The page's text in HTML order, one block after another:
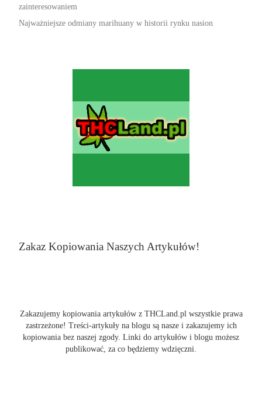
zainteresowaniem
Najważniejsze odmiany marihuany w historii rynku nasion
Zakaz Kopiowania Naszych Artykułów!
Zakazujemy kopiowania artykułów z THCLand.pl wszystkie prawa
zastrzeżone! Treści-artykuły na blogu są nasze i zakazujemy ich
kopiowania bez naszej zgody. Linki do artykułów i blogu możesz
publikować, za co będziemy wdzięczni.